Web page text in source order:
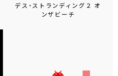
デス・ストランディング２ オ
ンザビーチ